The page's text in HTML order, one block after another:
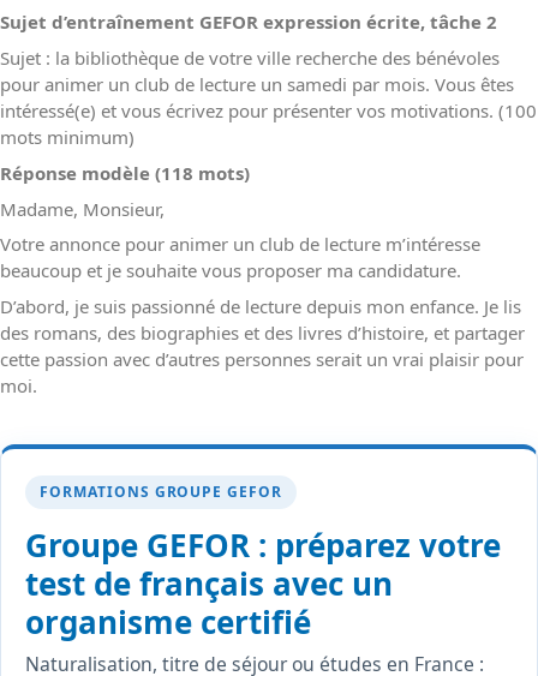
Sujet d’entraînement GEFOR expression écrite, tâche 2
Sujet : la bibliothèque de votre ville recherche des bénévoles
pour animer un club de lecture un samedi par mois. Vous êtes
intéressé(e) et vous écrivez pour présenter vos motivations. (100
mots minimum)
Réponse modèle (118 mots)
Madame, Monsieur,
Votre annonce pour animer un club de lecture m’intéresse
beaucoup et je souhaite vous proposer ma candidature.
D’abord, je suis passionné de lecture depuis mon enfance. Je lis
des romans, des biographies et des livres d’histoire, et partager
cette passion avec d’autres personnes serait un vrai plaisir pour
moi.
FORMATIONS GROUPE GEFOR
Groupe GEFOR : préparez votre
test de français avec un
organisme certifié
Naturalisation, titre de séjour ou études en France :